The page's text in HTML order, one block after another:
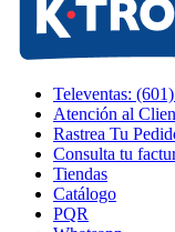
Televentas:
Atención al
Rastrea Tu
Consulta tu
Tiendas
Catálogo
PQR